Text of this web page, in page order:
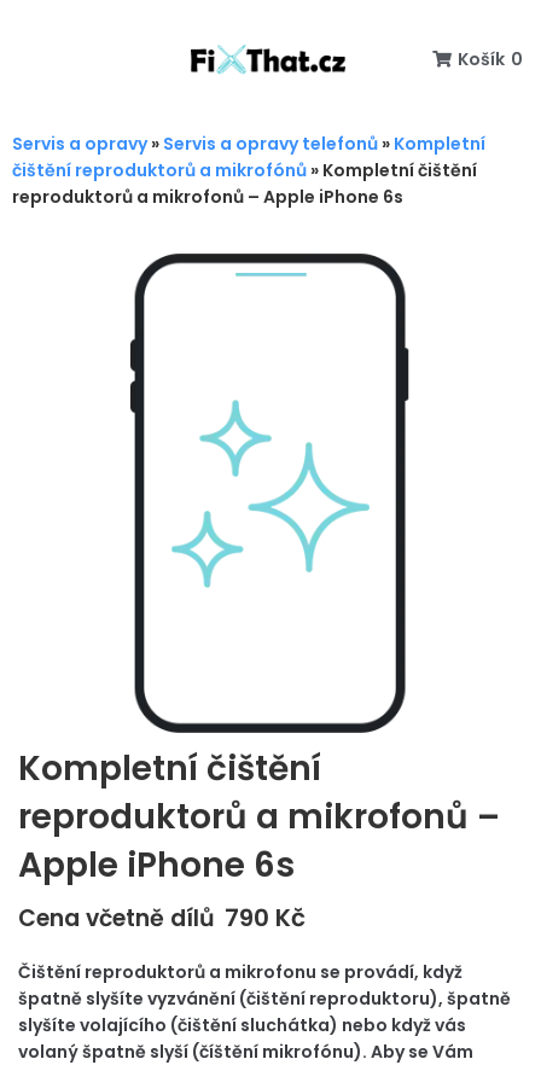
Košík 0
Servis a opravy» Servis a opravy telefonů » Kompletní
čištění reproduktorů a mikrofónů » Kompletní čištění
reproduktorů a mikrofonů – Apple iPhone 6s
Kompletní čištění
reproduktorů a mikrofonů –
Apple iPhone 6s
Cena včetně dílů 790 Kč
Čištění reproduktorů a mikrofonu se provádí, když
špatně slyšíte vyzvánění (čištění reproduktoru), špatně
slyšíte volajícího (čištění sluchátka) nebo když vás
volaný špatně slyší (číštění mikrofónu). Aby se Vám